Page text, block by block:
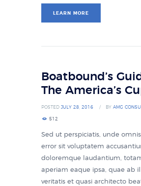
LEARN MORE
Boatbound’s
The America’s
POSTED JULY 28, 2016 BY AMG
512
Sed ut perspiciatis, unde
error sit voluptatem
doloremque laudantium,
aperiam eaque ipsa, quae ab
veritatis et quasi architecto